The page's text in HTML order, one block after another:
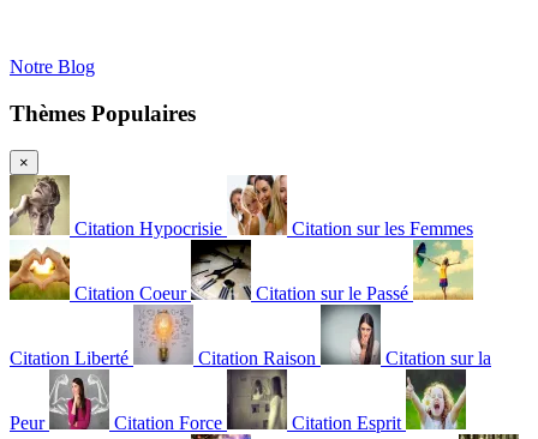
Notre Blog
Thèmes Populaires
×
Citation Hypocrisie Citation sur les Femmes
Citation Coeur Citation sur le Passé
Citation Liberté Citation Raison Citation sur la
Peur Citation Force Citation Esprit